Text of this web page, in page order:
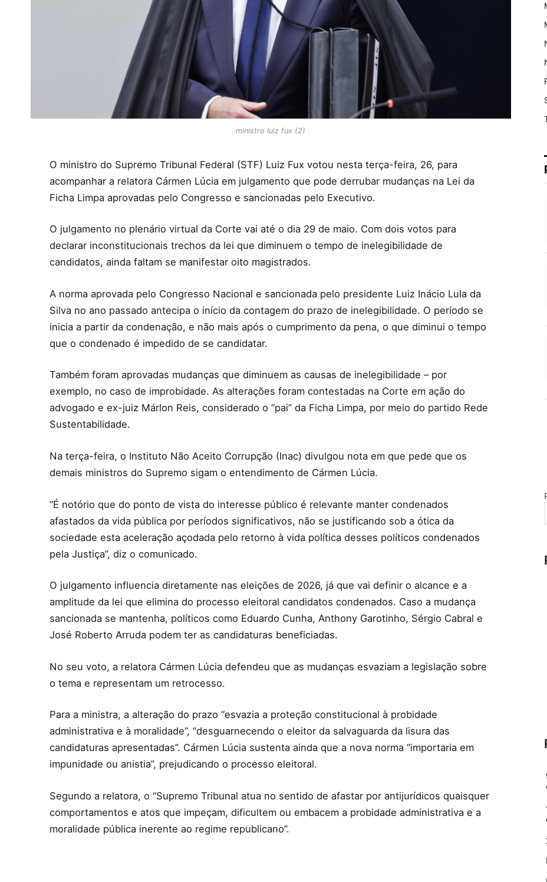
ministro luiz fux (2)
O ministro do Supremo Tribunal Federal (STF) Luiz Fux votou nesta terça-feira, 26, para
acompanhar a relatora Cármen Lúcia em julgamento que pode derrubar mudanças na Lei da
Ficha Limpa aprovadas pelo Congresso e sancionadas pelo Executivo.
O julgamento no plenário virtual da Corte vai até o dia 29 de maio. Com dois votos para
declarar inconstitucionais trechos da lei que diminuem o tempo de inelegibilidade de
candidatos, ainda faltam se manifestar oito magistrados.
A norma aprovada pelo Congresso Nacional e sancionada pelo presidente Luiz Inácio Lula da
Silva no ano passado antecipa o início da contagem do prazo de inelegibilidade. O período se
inicia a partir da condenação, e não mais após o cumprimento da pena, o que diminui o tempo
que o condenado é impedido de se candidatar.
Também foram aprovadas mudanças que diminuem as causas de inelegibilidade – por
exemplo, no caso de improbidade. As alterações foram contestadas na Corte em ação do
advogado e ex-juiz Márlon Reis, considerado o “pai” da Ficha Limpa, por meio do partido Rede
Sustentabilidade.
Na terça-feira, o Instituto Não Aceito Corrupção (Inac) divulgou nota em que pede que os
demais ministros do Supremo sigam o entendimento de Cármen Lúcia.
“É notório que do ponto de vista do interesse público é relevante manter condenados
afastados da vida pública por períodos significativos, não se justificando sob a ótica da
sociedade esta aceleração açodada pelo retorno à vida política desses políticos condenados
pela Justiça”, diz o comunicado.
O julgamento influencia diretamente nas eleições de 2026, já que vai definir o alcance e a
amplitude da lei que elimina do processo eleitoral candidatos condenados. Caso a mudança
sancionada se mantenha, políticos como Eduardo Cunha, Anthony Garotinho, Sérgio Cabral e
José Roberto Arruda podem ter as candidaturas beneficiadas.
No seu voto, a relatora Cármen Lúcia defendeu que as mudanças esvaziam a legislação sobre
o tema e representam um retrocesso.
Para a ministra, a alteração do prazo “esvazia a proteção constitucional à probidade
administrativa e à moralidade”, “desguarnecendo o eleitor da salvaguarda da lisura das
candidaturas apresentadas”. Cármen Lúcia sustenta ainda que a nova norma “importaria em
impunidade ou anistia”, prejudicando o processo eleitoral.
Segundo a relatora, o “Supremo Tribunal atua no sentido de afastar por antijurídicos quaisquer
comportamentos e atos que impeçam, dificultem ou embacem a probidade administrativa e a
moralidade pública inerente ao regime republicano”.